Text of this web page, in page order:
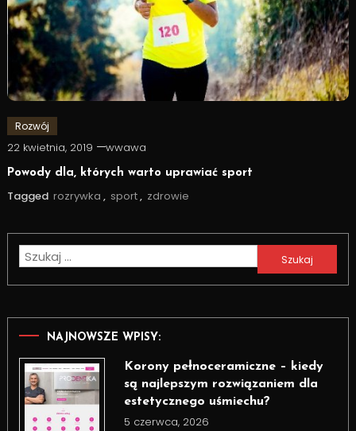
Rozwój
22 kwietnia, 2019 wwawa
Powody dla, których warto uprawiać sport
Tagged rozrywka , sport, zdrowie
Szukaj:
NAJNOWSZE WPISY:
Korony pełnoceramiczne – kiedy
są najlepszym rozwiązaniem dla
estetycznego uśmiechu?
5 czerwca, 2026